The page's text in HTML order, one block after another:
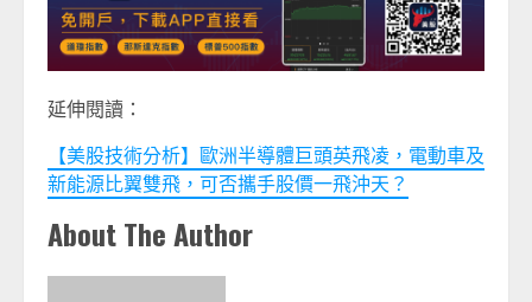
延伸閱讀：
【美股技術分析】歐洲半導體巨頭英飛凌，電動車及
新能源比翼雙飛，可否攜手股價一飛沖天？
About The Author